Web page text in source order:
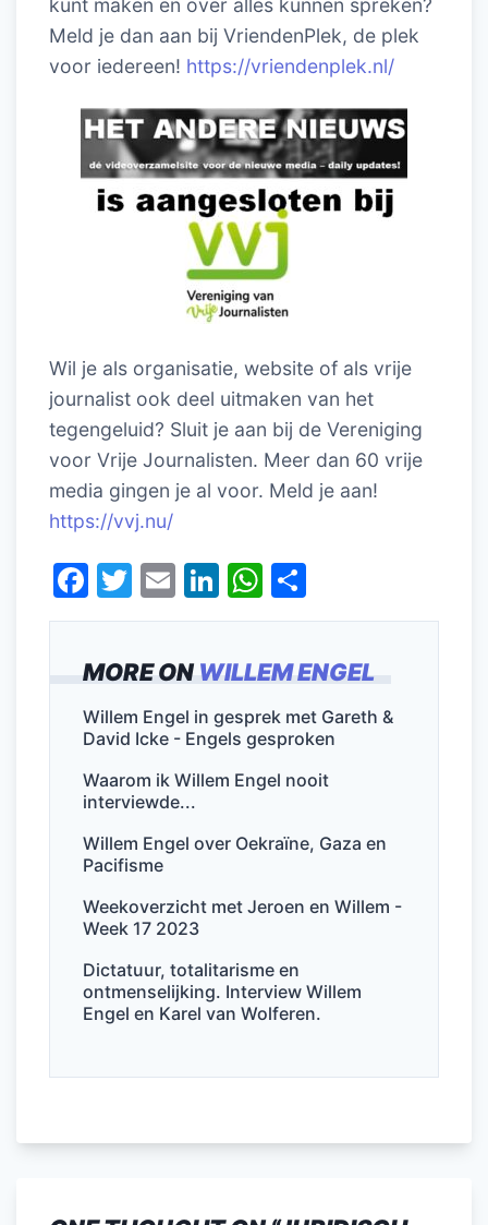
MORE ONWILLEM ENGEL
Willem Engel in gesprek met Gareth &
David Icke - Engels gesproken
Waarom ik Willem Engel nooit
interviewde...
Willem Engel over Oekraïne, Gaza en
Pacifisme
Weekoverzicht met Jeroen en Willem -
Week 17 2023
Dictatuur, totalitarisme en
ontmenselijking. Interview Willem
Engel en Karel van Wolferen.
kunt maken en over alles kunnen spreken?
Meld je dan aan bij VriendenPlek, de plek
voor iedereen! https://vriendenplek.nl/
Wil je als organisatie, website of als vrije
journalist ook deel uitmaken van het
tegengeluid? Sluit je aan bij de Vereniging
voor Vrije Journalisten. Meer dan 60 vrije
media gingen je al voor. Meld je aan!
https://vvj.nu/
F
a
e
b
o
o
T
w
er
E
m
l
Li
n
e
dI
n
W
h
s
A
p
p
el
n